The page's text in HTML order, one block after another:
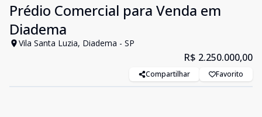
Prédio Comercial para Venda em
Diadema
Vila Santa Luzia, Diadema - SP
R$ 2.250.000,00
Compartilhar Favorito